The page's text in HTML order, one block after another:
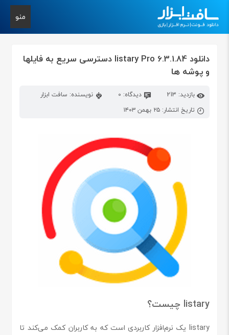
منو
دانلود listary Pro 6.3.1.84 دسترسی سریع به فایلها
و پوشه ها
بازدید: 213 دیدگاه: 0
نویسنده: سافت ابزار
تاریخ انتشار: ۲۵ بهمن ۱۴۰۳
listary چیست؟
listary یک نرم‌افزار کاربردی است که به کاربران کمک می‌کند تا